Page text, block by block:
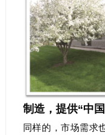
制造，提供“中
同样的，市场需求